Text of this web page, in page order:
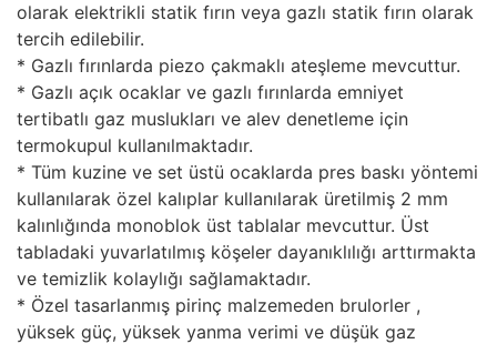
olarak elektrikli statik fırın veya gazlı statik fırın olarak
tercih edilebilir.
* Gazlı fırınlarda piezo çakmaklı ateşleme mevcuttur.
* Gazlı açık ocaklar ve gazlı fırınlarda emniyet
tertibatlı gaz muslukları ve alev denetleme için
termokupul kullanılmaktadır.
* Tüm kuzine ve set üstü ocaklarda pres baskı yöntemi
kullanılarak özel kalıplar kullanılarak üretilmiş 2 mm
kalınlığında monoblok üst tablalar mevcuttur. Üst
tabladaki yuvarlatılmış köşeler dayanıklılığı arttırmakta
ve temizlik kolaylığı sağlamaktadır.
* Özel tasarlanmış pirinç malzemeden brulorler ,
yüksek güç, yüksek yanma verimi ve düşük gaz